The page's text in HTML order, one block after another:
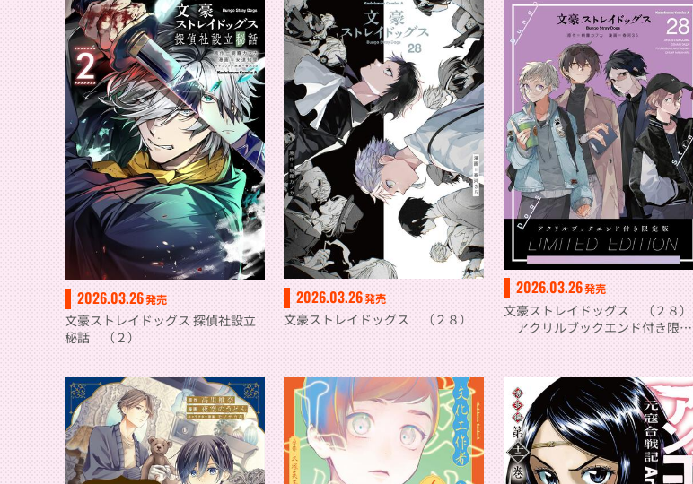
2026.03.26発売
文豪ストレイドッグス 探偵社設立
秘話 （２）
2026.03.26発売
文豪ストレイドッグス （２８）
2026.03.26発売
文豪ストレイドッグス （２８）
アクリルブックエンド付き限定